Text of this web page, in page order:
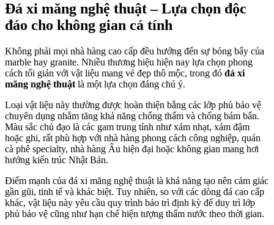
Đá xi măng nghệ thuật – Lựa chọn độc
đáo cho không gian cá tính
Không phải mọi nhà hàng cao cấp đều hướng đến sự bóng bẩy của
marble hay granite. Nhiều thương hiệu hiện nay lựa chọn phong
cách tối giản với vật liệu mang vẻ đẹp thô mộc, trong đó đá xi
măng nghệ thuật là một lựa chọn đáng chú ý.
Loại vật liệu này thường được hoàn thiện bằng các lớp phủ bảo vệ
chuyên dụng nhằm tăng khả năng chống thấm và chống bám bẩn.
Màu sắc chủ đạo là các gam trung tính như xám nhạt, xám đậm
hoặc ghi, rất phù hợp với nhà hàng phong cách công nghiệp, quán
cà phê specialty, nhà hàng Âu hiện đại hoặc không gian mang hơi
hướng kiến trúc Nhật Bản.
Điểm mạnh của đá xi măng nghệ thuật là khả năng tạo nên cảm giác
gần gũi, tinh tế và khác biệt. Tuy nhiên, so với các dòng đá cao cấp
khác, vật liệu này yêu cầu quy trình bảo trì định kỳ để duy trì lớp
phủ bảo vệ cũng như hạn chế hiện tượng thấm nước theo thời gian.